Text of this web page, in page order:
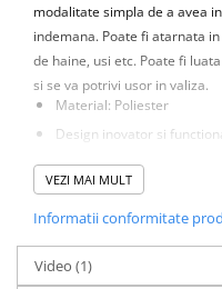
modalitate simpla de a avea
indemana. Poate fi atarnata
de haine, usi etc. Poate fi
si se va potrivi usor in valiza.
Material: Poliester
Design inovator si
Organizatorul din panza
36 Buzunare:
PVC
Transparent
Vizualizare usoara si
VEZI MAI MULT
Informatii conformitate
Video (1)